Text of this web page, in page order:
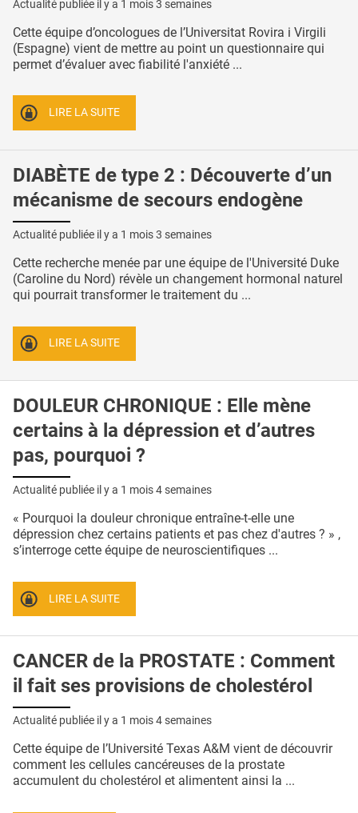
Actualité publiée il y a 1 mois 3 semaines
Cette équipe d’oncologues de l’Universitat Rovira i Virgili
(Espagne) vient de mettre au point un questionnaire qui
permet d’évaluer avec fiabilité l'anxiété ...
LIRE LA SUITE
DIABÈTE de type 2 : Découverte d’un
mécanisme de secours endogène
Actualité publiée il y a 1 mois 3 semaines
Cette recherche menée par une équipe de l'Université Duke
(Caroline du Nord) révèle un changement hormonal naturel
qui pourrait transformer le traitement du ...
LIRE LA SUITE
DOULEUR CHRONIQUE : Elle mène
certains à la dépression et d’autres
pas, pourquoi ?
Actualité publiée il y a 1 mois 4 semaines
« Pourquoi la douleur chronique entraîne-t-elle une
dépression chez certains patients et pas chez d'autres ? » ,
s’interroge cette équipe de neuroscientifiques ...
LIRE LA SUITE
CANCER de la PROSTATE : Comment
il fait ses provisions de cholestérol
Actualité publiée il y a 1 mois 4 semaines
Cette équipe de l’Université Texas A&M vient de découvrir
comment les cellules cancéreuses de la prostate
accumulent du cholestérol et alimentent ainsi la ...